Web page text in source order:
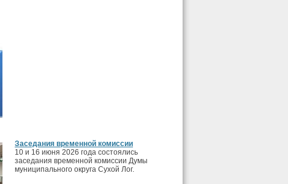
Заседания временной комиссии
10 и 16 июня 2026 года состоялись
заседания временной комиссии Думы
муниципального округа Сухой Лог.